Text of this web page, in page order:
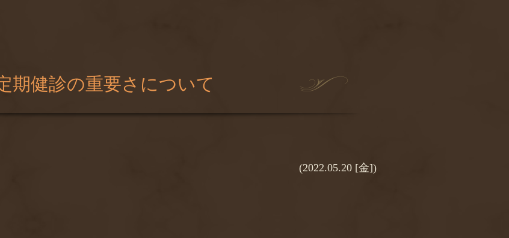
期健診の重要さについて
(2022.05.20 [金])